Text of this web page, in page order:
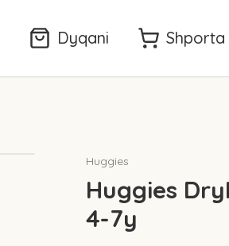
Dyqani Shporta
Huggies
Huggies
4-7y